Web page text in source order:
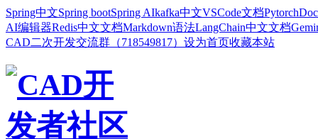
Spring中文Spring bootSpring AIkafka中文VSCode文档Pytorch
AI编辑器Redis中文文档Markdown语法LangChain中文文档
CAD二次开发交流群（718549817） 设为首页收藏本站